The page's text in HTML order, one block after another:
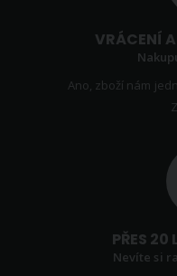
VRÁCENÍ
Ano, zboží nám
PŘES 20
Nevíte si